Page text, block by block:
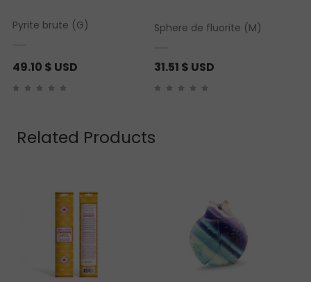
Pyrite brute (G)
49.10 $ USD
Sphere de fluorite (M)
31.51 $ USD
Related Products